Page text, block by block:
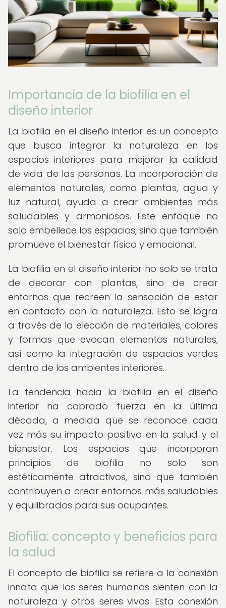
Importancia de la biofilia en el
diseño interior
La biofilia en el diseño interior es un concepto
que busca integrar la naturaleza en los
espacios interiores para mejorar la calidad
de vida de las personas. La incorporación de
elementos naturales, como plantas, agua y
luz natural, ayuda a crear ambientes más
saludables y armoniosos. Este enfoque no
solo embellece los espacios, sino que también
promueve el bienestar físico y emocional.
La biofilia en el diseño interior no solo se trata
de decorar con plantas, sino de crear
entornos que recreen la sensación de estar
en contacto con la naturaleza. Esto se logra
a través de la elección de materiales, colores
y formas que evocan elementos naturales,
así como la integración de espacios verdes
dentro de los ambientes interiores.
La tendencia hacia la biofilia en el diseño
interior ha cobrado fuerza en la última
década, a medida que se reconoce cada
vez más su impacto positivo en la salud y el
bienestar. Los espacios que incorporan
principios de biofilia no solo son
estéticamente atractivos, sino que también
contribuyen a crear entornos más saludables
y equilibrados para sus ocupantes.
Biofilia: concepto y beneficios para
la salud
El concepto de biofilia se refiere a la conexión
innata que los seres humanos sienten con la
naturaleza y otros seres vivos. Esta conexión